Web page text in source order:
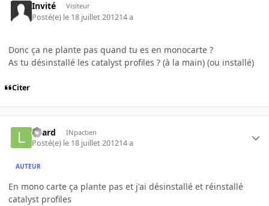
Invité Visiteur
Posté(e) le 18 juillet 201214 a
Donc ça ne plante pas quand tu es en monocarte ?
As tu désinstallé les catalyst profiles ? (à la main) (ou installé)
Citer
Loard INpactien
Posté(e) le 18 juillet 201214 a
AUTEUR
En mono carte ça plante pas et j'ai désinstallé et réinstallé
catalyst profiles